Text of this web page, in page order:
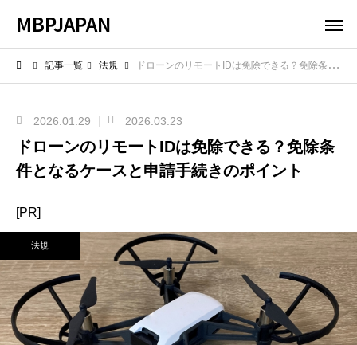
MBPJAPAN
記事一覧 法規 ドローンのリモートIDは免除できる？免除条件となるケースと申請手続きのポイント
2026.01.29 2026.03.23
ドローンのリモートIDは免除できる？免除条
件となるケースと申請手続きのポイント
[PR]
法規